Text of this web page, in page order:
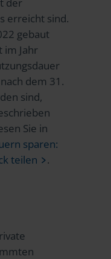
erreicht sind.
gebaut
im Jahr
dem 31.
sind,
Sie in
sparen:
teilen
.